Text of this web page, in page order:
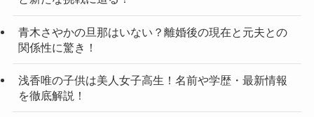
青木さやかの旦那はいない？離婚後の現在と元夫との
関係性に驚き！
浅香唯の子供は美人女子高生！名前や学歴・最新情報
を徹底解説！